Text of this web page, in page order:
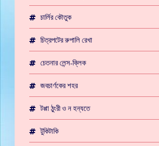
চার্লির কৌতুক
চিত্রপটের রুপালি রেখা
চেতনার লেন্স-ক্লিক
জবচার্ণকের শহর
টপ্পা ঠুংরী ও ন হন্যতে
টুকিটাকি